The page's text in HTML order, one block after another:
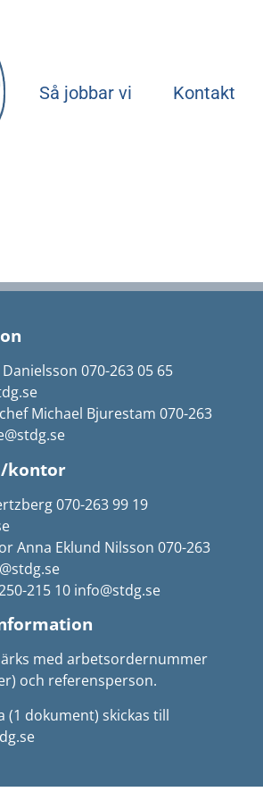
Så jobbar vi Kontakt
070-263 05 65
Michael Bjurestam 070-263
kontor
070-263 99 19
Anna Eklund Nilsson 070-263
215 10 info@stdg.se
med arbetsordernummer
och referensperson.
(1 dokument) skickas till